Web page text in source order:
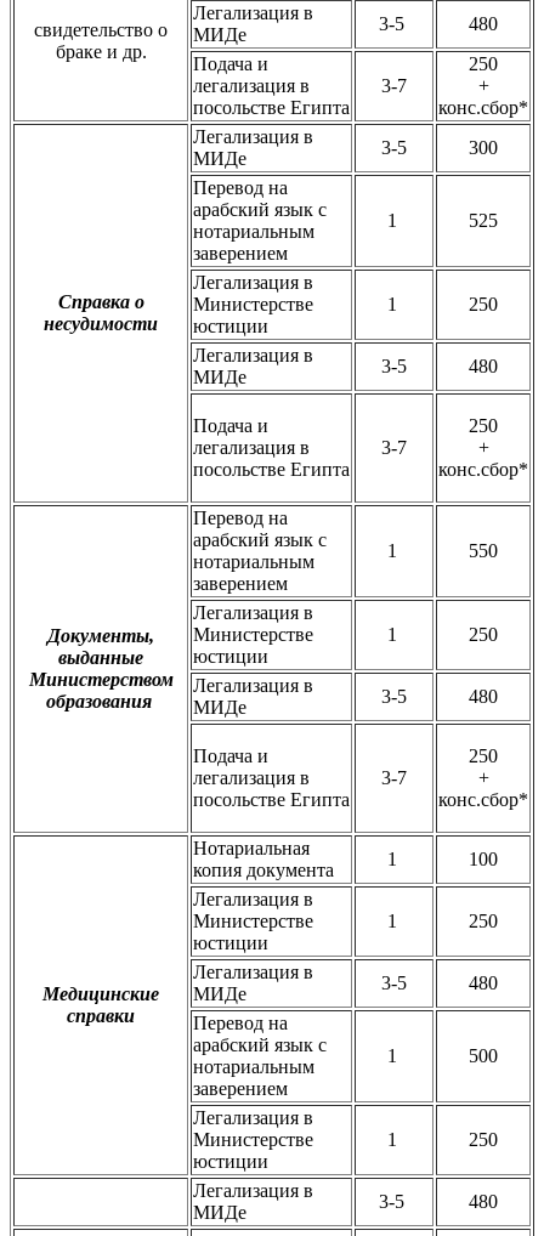
свидетельство о
браке и др.
Легализация в
МИДе
3-5
480
Подача и
легализация в
посольстве Египта
3-7
250
+
конс.сбор*
Справка о
несудимости
Легализация в
МИДе
3-5
300
Перевод на
арабский язык с
нотариальным
заверением
1 525
Легализация в
Министерстве
юстиции
1 250
Легализация в
МИДе
3-5 480
Подача и
легализация в
посольстве Египта
3-7
250
+
конс.сбор*
Документы,
выданные
Министерством
образования
Перевод на
арабский язык с
нотариальным
заверением
1 550
Легализация в
Министерстве
юстиции
1 250
Легализация в
МИДе
3-5 480
Подача и
легализация в
посольстве Египта
3-7
250
+
конс.сбор*
Медицинские
справки
Нотариальная
копия документа
1
100
Легализация в
Министерстве
юстиции
1 250
Легализация в
МИДе
3-5
480
Перевод на
арабский язык с
нотариальным
заверением
1 500
Легализация в
Министерстве
юстиции
1 250
Легализация в
МИДе
3-5 480